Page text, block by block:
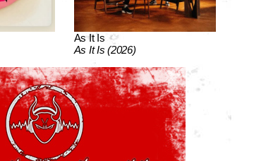
As It Is
As It Is (2026)